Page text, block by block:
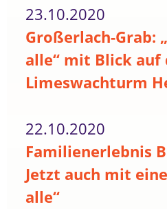
23.10.2020
Großerlach-Grab:
alle“ mit Blick auf
Limeswachturm
22.10.2020
Familienerlebnis
Jetzt auch mit
alle“